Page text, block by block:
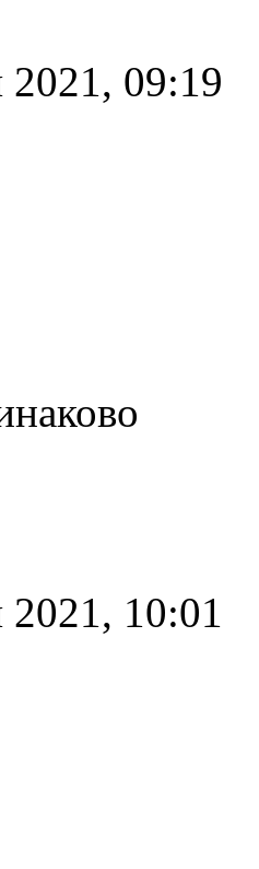
2021, 09:19
2021, 10:01